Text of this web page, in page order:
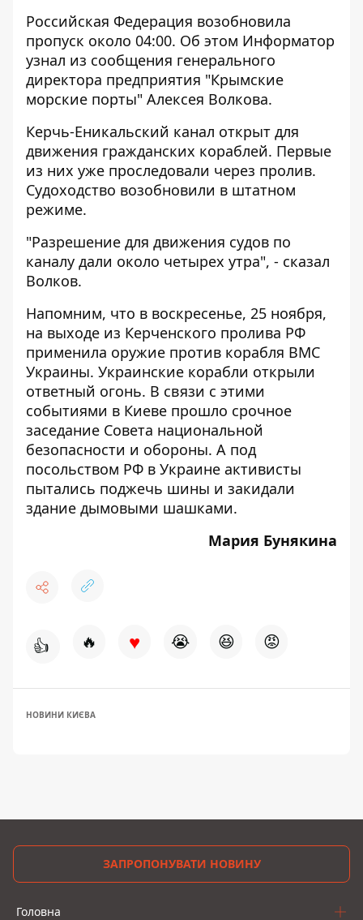
Российская Федерация возобновила
пропуск около 04:00. Об этом Информатор
узнал из сообщения генерального
директора предприятия "Крымские
морские порты" Алексея Волкова.
Керчь-Еникальский канал открыт для
движения гражданских кораблей. Первые
из них уже проследовали через пролив.
Судоходство возобновили в штатном
режиме.
"Разрешение для движения судов по
каналу дали около четырех утра", - сказал
Волков.
Напомним, что в воскресенье, 25 ноября,
на выходе из Керченского пролива РФ
применила оружие против корабля ВМС
Украины. Украинские корабли открыли
ответный огонь. В связи с этими
событиями в Киеве прошло срочное
заседание Совета национальной
безопасности и обороны. А под
посольством РФ в Украине активисты
пытались поджечь шины и закидали
здание дымовыми шашками.
Мария Бунякина
👍 🔥 ♥ 😭 😆 😡
НОВИНИ КИЄВА
ЗАПРОПОНУВАТИ НОВИНУ
Головна